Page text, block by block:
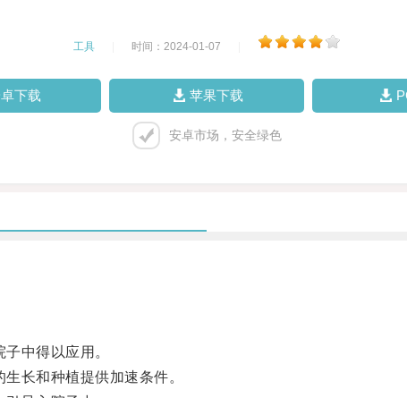
工具 时间：2024-01-07
下载 苹果下载
安卓市场，安全绿色
中得以应用。
长和种植提供加速条件。